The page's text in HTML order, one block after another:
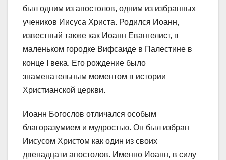
был одним из апостолов, одним из избранных
учеников Иисуса Христа. Родился Иоанн,
известный также как Иоанн Евангелист, в
маленьком городке Вифсаиде в Палестине в
конце I века. Его рождение было
знаменательным моментом в истории
Христианской церкви.
Иоанн Богослов отличался особым
благоразумием и мудростью. Он был избран
Иисусом Христом как один из своих
двенадцати апостолов. Именно Иоанн, в силу